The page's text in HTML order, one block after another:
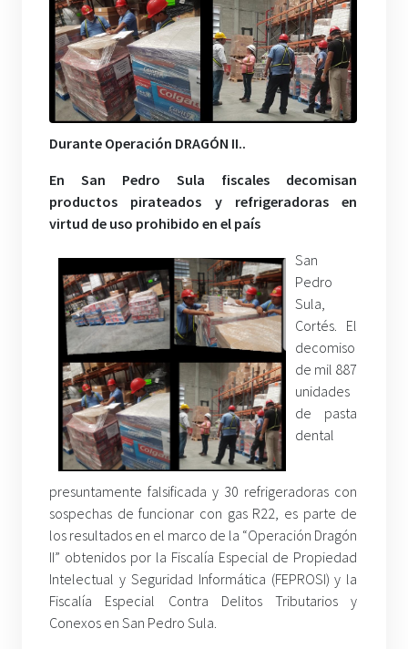
Durante Operación DRAGÓN II..
En San Pedro Sula fiscales decomisan
productos pirateados y refrigeradoras en
virtud de uso prohibido en el país
San
Pedro
Sula,
Cortés. El
decomiso
de mil 887
unidades
de pasta
dental
presuntamente falsificada y 30 refrigeradoras con
sospechas de funcionar con gas R22, es parte de
los resultados en el marco de la “Operación Dragón
II” obtenidos por la Fiscalía Especial de Propiedad
Intelectual y Seguridad Informática (FEPROSI) y la
Fiscalía Especial Contra Delitos Tributarios y
Conexos en San Pedro Sula.